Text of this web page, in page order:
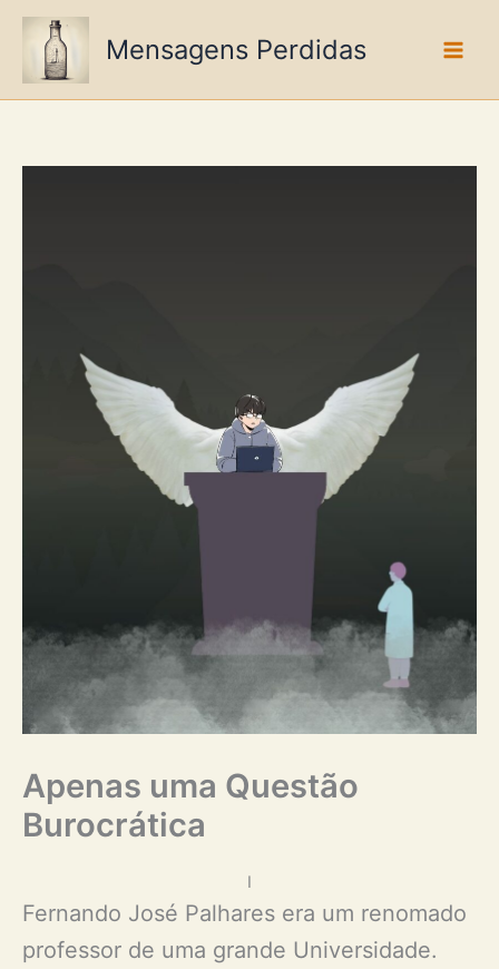
Mensagens Perdidas
Apenas uma Questão
Burocrática
I
Fernando José Palhares era um renomado
professor de uma grande Universidade.